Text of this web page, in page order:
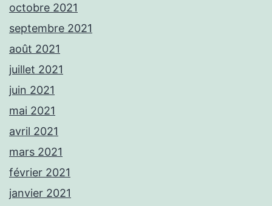
octobre 2021
septembre 2021
août 2021
juillet 2021
juin 2021
mai 2021
avril 2021
mars 2021
février 2021
janvier 2021